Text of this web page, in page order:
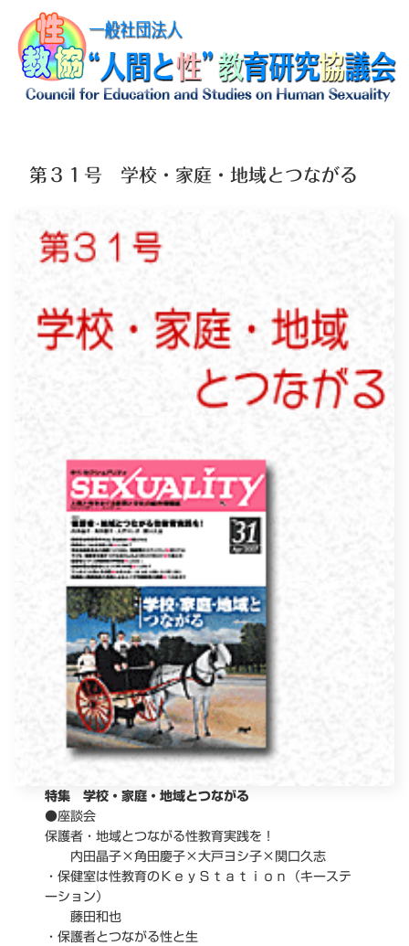
第３１号 学校・家庭・地域とつながる
特集 学校・家庭・地域とつながる
●座談会
保護者・地域とつながる性教育実践を！
内田晶子×角田慶子×大戸ヨシ子×関口久志
・保健室は性教育のＫｅｙＳｔａｔｉｏｎ（キーステ
ーション）
藤田和也
・保護者とつながる性と生